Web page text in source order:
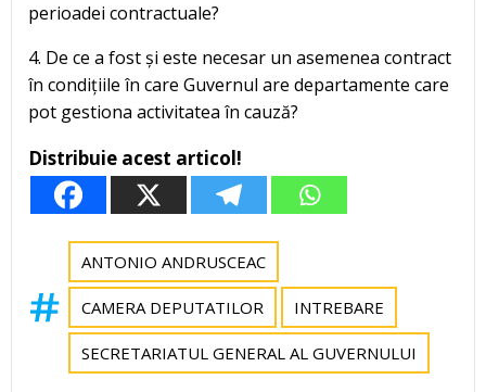
perioadei contractuale?
4. De ce a fost și este necesar un asemenea contract
în condițiile în care Guvernul are departamente care
pot gestiona activitatea în cauză?
Distribuie acest articol!
ANTONIO ANDRUSCEAC
CAMERA DEPUTATILOR INTREBARE
SECRETARIATUL GENERAL AL GUVERNULUI